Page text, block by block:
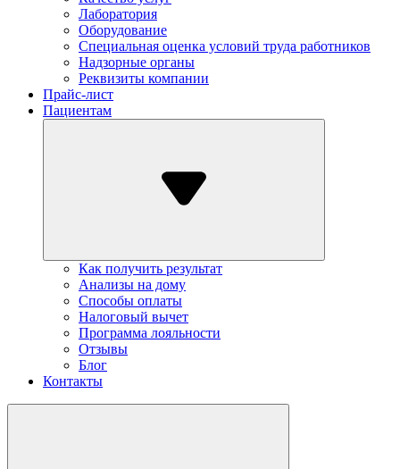
Лаборатория
Оборудование
Специальная оценка условий труда работников
Надзорные органы
Реквизиты компании
Прайс-лист
Пациентам
Как получить результат
Анализы на дому
Способы оплаты
Налоговый вычет
Программа лояльности
Отзывы
Блог
Контакты